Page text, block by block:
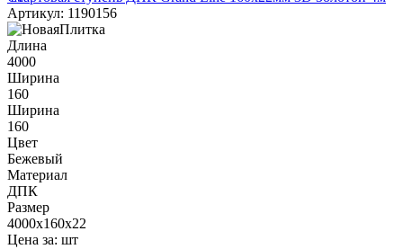
Артикул: 1190156
Длина
4000
Ширина
160
Ширина
160
Цвет
Бежевый
Материал
ДПК
Размер
4000x160x22
Цена за: шт